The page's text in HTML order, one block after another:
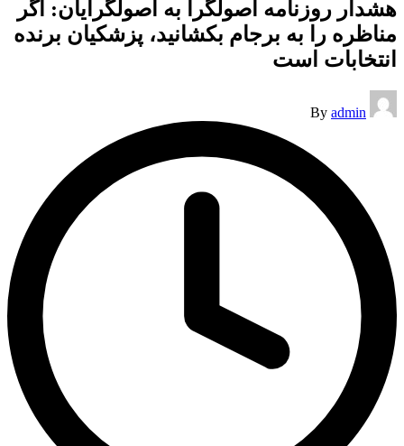
هشدار روزنامه اصولگرا به اصولگرایان: اگر
مناظره را به برجام بکشانید، پزشکیان برنده
انتخابات است
Posted
by
By admin